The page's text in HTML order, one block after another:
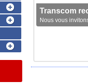
Transcom
Nous vous